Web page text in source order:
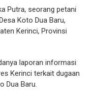
Putra, seorang petani
Koto Dua Baru,
Kerinci, Provinsi
laporan informasi
Kerinci terkait dugaan
Dua Baru.